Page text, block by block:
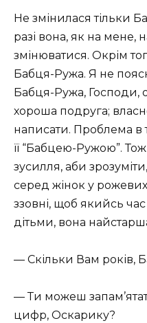
Не змінилася тільки
разі вона, як на мене,
змінюватися. Окрім
Бабця-Ружа. Я не
Бабця-Ружа, Господи,
хороша подруга;
написати. Проблема
її “Бабцею-Ружою”.
зусилля, аби
серед жінок у рожевих
ззовні, щоб якийсь
дітьми, вона
— Скільки Вам років,
— Ти можеш
цифр, Оскарику?